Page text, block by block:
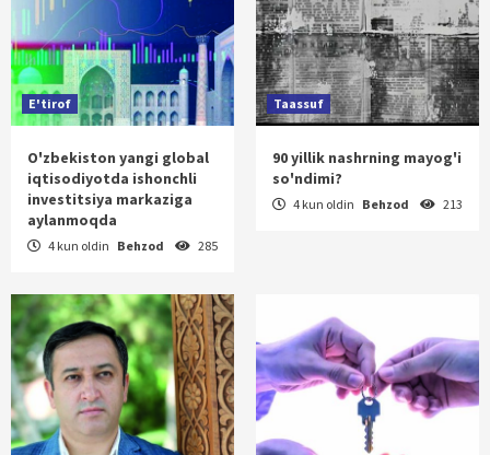
E'tirof
O'zbekiston yangi global
iqtisodiyotda ishonchli
investitsiya markaziga
aylanmoqda
4 kun oldin Behzod 285
Taassuf
90 yillik nashrning mayog'i
so'ndimi?
4 kun oldin Behzod 213